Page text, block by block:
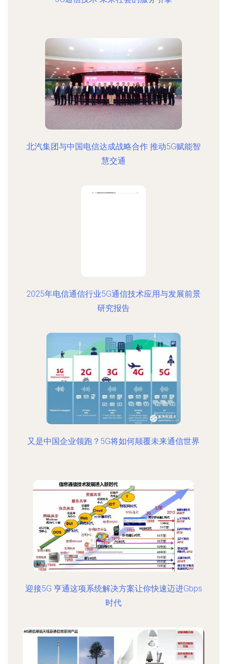
北汽集团与中国电信达成战略合作 推动5G赋能智
慧交通
2025年电信通信行业5G通信技术应用与发展前景
研究报告
又是中国企业领跑？5G将如何颠覆未来通信世界
迎接5G 亨通这项系统解决方案让你快速迈进Gbps
时代